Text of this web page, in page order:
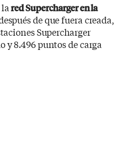
lared Supercharger en la
de que fuera creada,
Supercharger
y 8.496 puntos de carga